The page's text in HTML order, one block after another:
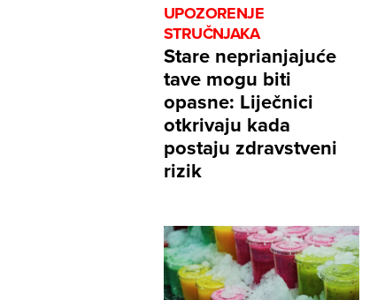
UPOZORENJE
STRUČNJAKA
Stare neprianjajuće
tave mogu biti
opasne: Liječnici
otkrivaju kada
postaju zdravstveni
rizik